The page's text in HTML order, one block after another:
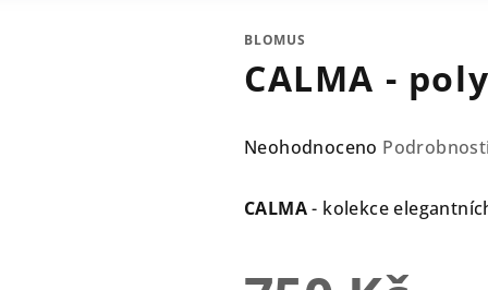
BLOMUS
CALMA -
Průměrné
produktu
z
Neohodnoceno
CALMA- kolekce